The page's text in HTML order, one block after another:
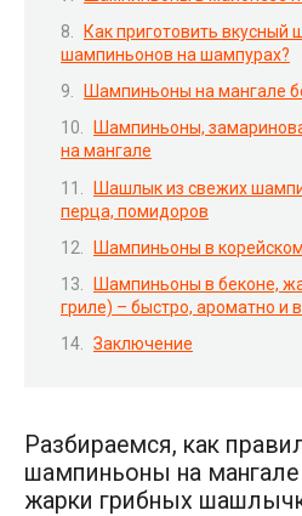
Как приготовить вкусный
шампиньонов на шампурах?
Шампиньоны на мангале
Шампиньоны,
на мангале
Шашлык из свежих
перца, помидоров
Шампиньоны в
Шампиньоны в беконе,
гриле) – быстро, ароматно и
Заключение
Разбираемся, как
шампиньоны на
жарки грибных